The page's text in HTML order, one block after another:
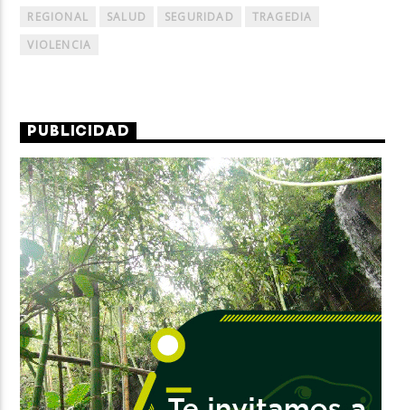
REGIONAL
SALUD SEGURIDAD
TRAGEDIA
VIOLENCIA
PUBLICIDAD